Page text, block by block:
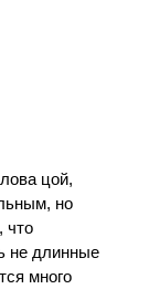
цой,
но
что
не длинные
много